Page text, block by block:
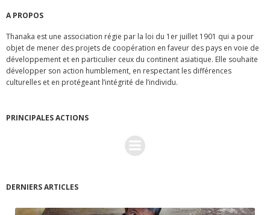
A PROPOS
Thanaka est une association régie par la loi du 1er juillet 1901 qui a pour
objet de mener des projets de coopération en faveur des pays en voie de
développement et en particulier ceux du continent asiatique. Elle souhaite
développer son action humblement, en respectant les différences
culturelles et en protégeant l’intégrité de l’individu.
PRINCIPALES ACTIONS
DERNIERS ARTICLES